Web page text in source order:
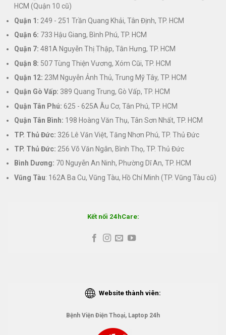
HCM (Quận 10 cũ)
Quận 1: 249 - 251 Trần Quang Khải, Tân Định, TP. HCM
Quận 6: 733 Hậu Giang, Bình Phú, TP. HCM
Quận 7: 481A Nguyễn Thị Thập, Tân Hưng, TP. HCM
Quận 8: 507 Tùng Thiện Vương, Xóm Cũi, TP. HCM
Quận 12: 23M Nguyễn Ảnh Thủ, Trung Mỹ Tây, TP. HCM
Quận Gò Vấp: 389 Quang Trung, Gò Vấp, TP. HCM
Quận Tân Phú: 625 - 625A Âu Cơ, Tân Phú, TP. HCM
Quận Tân Bình: 198 Hoàng Văn Thụ, Tân Sơn Nhất, TP. HCM
TP. Thủ Đức: 326 Lê Văn Việt, Tăng Nhơn Phú, TP. Thủ Đức
TP. Thủ Đức: 256 Võ Văn Ngân, Bình Thọ, TP. Thủ Đức
Bình Dương: 70 Nguyễn An Ninh, Phường Dĩ An, TP. HCM
Vũng Tàu: 162A Ba Cu, Vũng Tàu, Hồ Chí Minh (TP. Vũng Tàu cũ)
Kết nối 24hCare:
Website thành viên:
Bệnh Viện Điện Thoại, Laptop 24h